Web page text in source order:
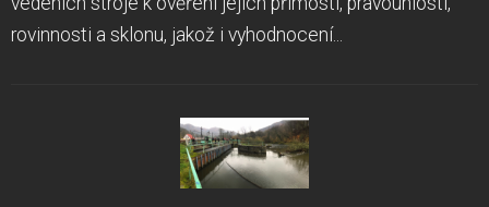
rovinnosti a sklonu, jakož i vyhodnocení...